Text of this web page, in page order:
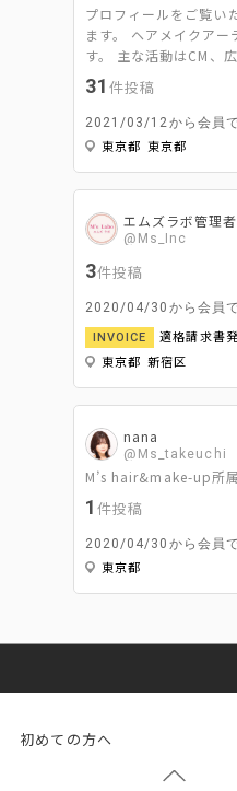
プロフィールをご覧い
ます。 ヘアメイクアー
す。 主な活動はCM、
アメイクと美容ライタ
｢スパイスである2%を
りを調和するか｣ 美容
ならではの視点で＋‪αの情報を発信するか‬｣ を
31件投稿
2021/03/12から会員
東京都 東京都
エムズラボ管理者
@Ms_Inc
3件投稿
2020/04/30から会員
INVOICE
適格請求書
東京都 新宿区
nana
@Ms_takeuchi
M’s hair&make-up所属
1件投稿
2020/04/30から会員
東京都
初めての方へ